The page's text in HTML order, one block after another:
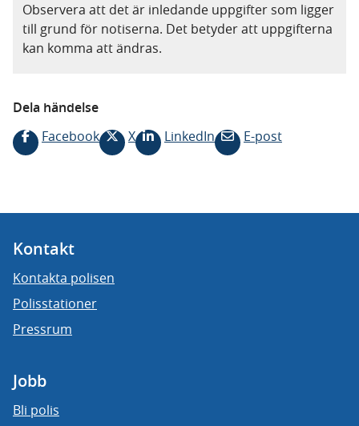
Observera att det är inledande uppgifter som ligger
till grund för notiserna. Det betyder att uppgifterna
kan komma att ändras.
Dela händelse
Facebook
X LinkedIn E-post
Kontakt
Kontakta polisen
Polisstationer
Pressrum
Jobb
Bli polis